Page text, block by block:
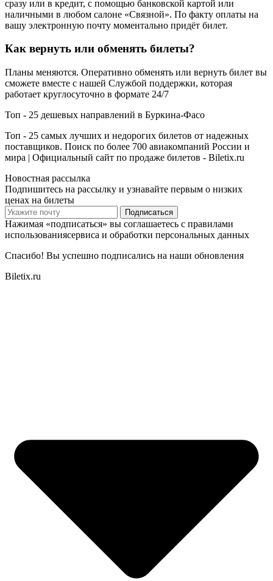
сразу или в кредит, с помощью банковской картой или
наличными в любом салоне «Связной». По факту оплаты на
вашу электронную почту моментально придёт билет.
Как вернуть или обменять билеты?
Планы меняются. Оперативно обменять или вернуть билет вы
сможете вместе с нашей Службой поддержки, которая
работает круглосуточно в формате 24/7
Топ - 25 дешевых направлений в Буркина-Фасо
Топ - 25 самых лучших и недорогих билетов от надежных
поставщиков. Поиск по более 700 авиакомпаний России и
мира | Официальный сайт по продаже билетов - Biletix.ru
Новостная рассылка
Подпишитесь на рассылку и узнавайте первым о низких
ценах на билеты
Подписаться
Нажимая «подписаться» вы соглашаетесь с правилами
использованиясервиса и обработки персональных данных
Спасибо! Вы успешно подписались на наши обновления
Biletix.ru